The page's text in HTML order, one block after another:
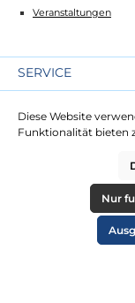
Veranstaltungen
SERVICE
Lieferung
Zahlung
RECHTLICHES
Diese Website
Funktionalität bieten
Nur